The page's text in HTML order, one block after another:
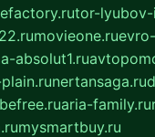
tor-
movieone.ru
absolut1.ru
nertansaga.ru
aria-family.ru
mysmartbuy.ru